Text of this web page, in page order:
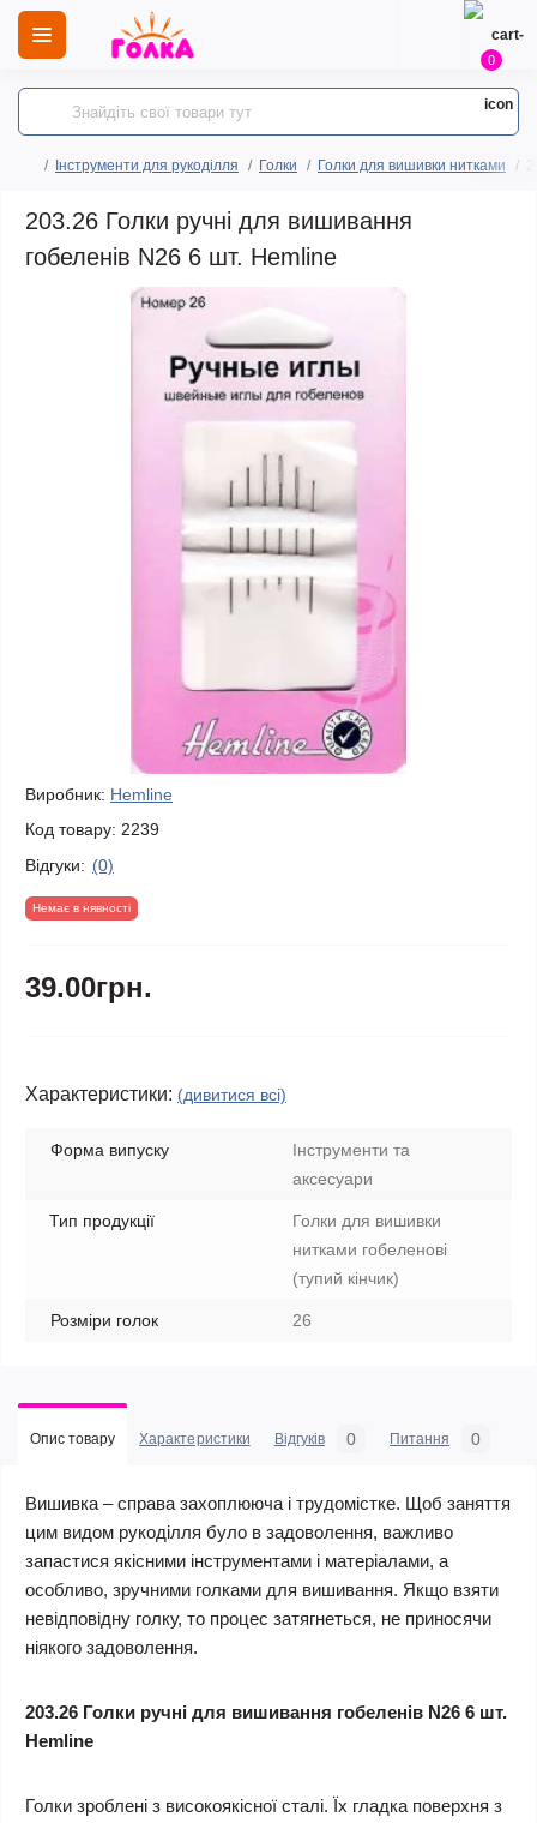
0
Інструменти для рукоділля Голки Голки для вишивки нитками
203.26 Голки ручні для вишивання
гобеленів N26 6 шт. Hemline
Виробник: Hemline
Код товару: 2239
Відгуки: (0)
Немає в нявності
39.00грн.
Характеристики: (дивитися всі)
Форма випуску
Інструменти та
аксесуари
Тип продукції
Голки для вишивки
нитками гобеленові
(тупий кінчик)
Розміри голок 26
Опис товару Характеристики Відгуків 0 Питання 0
Вишивка – справа захоплююча і трудомістке. Щоб заняття
цим видом рукоділля було в задоволення, важливо
запастися якісними інструментами і матеріалами, а
особливо, зручними голками для вишивання. Якщо взяти
невідповідну голку, то процес затягнеться, не приносячи
ніякого задоволення.
203.26 Голки ручні для вишивання гобеленів N26 6 шт.
Hemline
Голки зроблені з високоякісної сталі. Їх гладка поверхня з